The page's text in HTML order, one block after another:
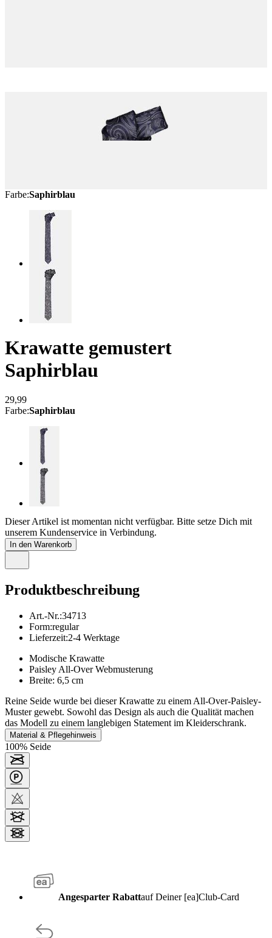
Farbe:Saphirblau
Krawatte gemustert
Saphirblau
29,99
Farbe:Saphirblau
Dieser Artikel ist momentan nicht verfügbar. Bitte setze Dich mit
unserem Kundenservice in Verbindung.
In den Warenkorb
Produktbeschreibung
Art.-Nr.:34713
Form:regular
Lieferzeit:2-4 Werktage
Modische Krawatte
Paisley All-Over Webmusterung
Breite: 6,5 cm
Reine Seide wurde bei dieser Krawatte zu einem All-Over-Paisley-
Muster gewebt. Sowohl das Design als auch die Qualität machen
das Modell zu einem langlebigen Statement im Kleiderschrank.
Material & Pflegehinweis
100% Seide
Angesparter Rabattauf Deiner [ea]Club-Card